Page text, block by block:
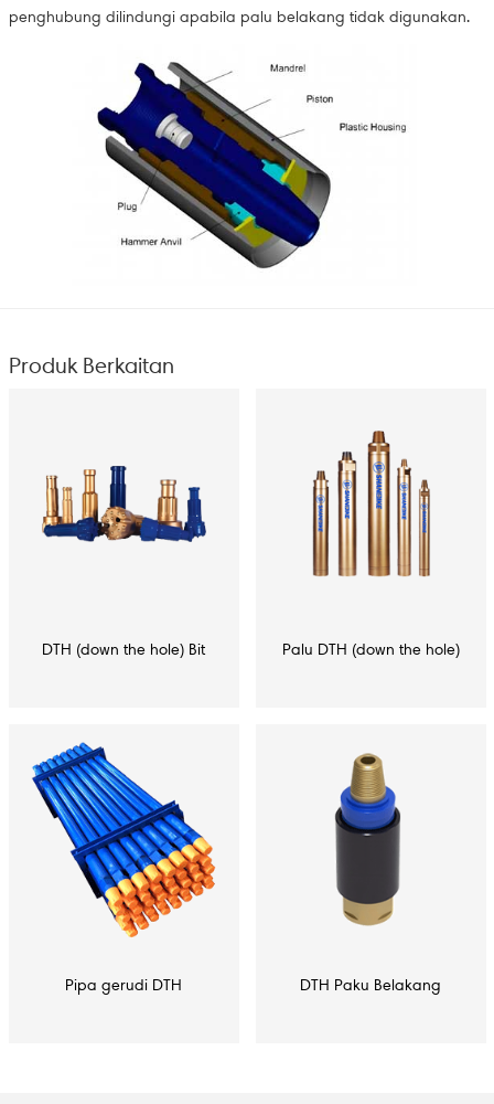
penghubung dilindungi apabila palu belakang tidak digunakan.
Produk Berkaitan
DTH (down the hole) Bit Palu DTH (down the hole)
Pipa gerudi DTH DTH Paku Belakang